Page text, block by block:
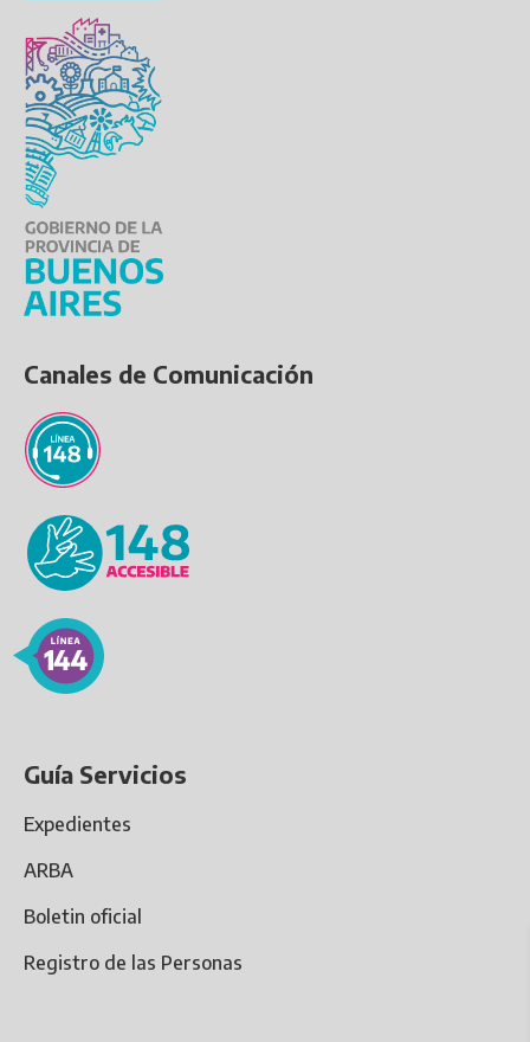
Canales de Comunicación
Guía Servicios
Expedientes
ARBA
Boletin oficial
Registro de las Personas